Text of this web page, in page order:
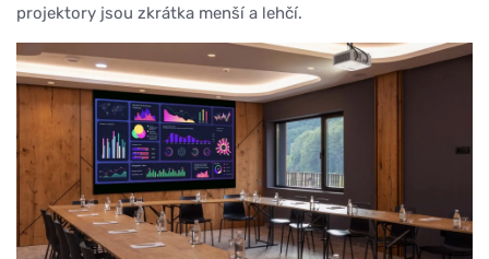
projektory jsou zkrátka menší a lehčí.